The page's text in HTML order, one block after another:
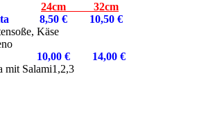
24cm 32cm
8,50 € 10,50 €
Käse
10,00 € 14,00 €
Salami1,2,3